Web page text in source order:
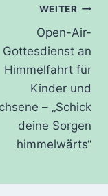
WEITER
Open-Air-
Gottesdienst an
Himmelfahrt für
Kinder und
– „Schick
deine Sorgen
himmelwärts“